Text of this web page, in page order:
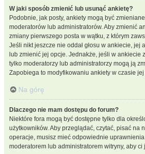
W jaki sposób zmienić lub usunąć ankietę?
Podobnie, jak posty, ankiety mogą być
moderatorów lub administratorów. Aby zmienić
zmiany pierwszego posta w wątku, z którym
Jeśli nikt jeszcze nie oddał głosu w ankiecie, jej
lub zmienić jej opcje. Jednakże, jeśli w ankiecie
tylko moderatorzy lub administratorzy mogą ją
Zapobiega to modyfikowaniu ankiety w czasie
Na górę
Dlaczego nie mam dostępu do forum?
Niektóre fora mogą być dostępne tylko dla
użytkowników. Aby przeglądać, czytać, pisać na
operacje, musisz mieć odpowiednie
moderatorem lub administratorem witryny, aby ci